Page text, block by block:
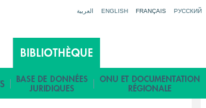
العربية ENGLISH FRANÇAIS РУССКИЙ